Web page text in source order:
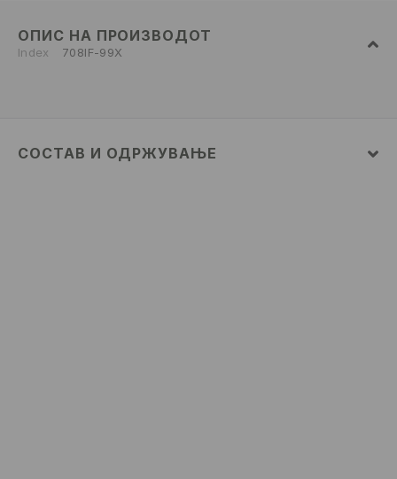
ОПИС НА ПРОИЗВОДОТ
Index 708IF-99X
СОСТАВ И ОДРЖУВАЊЕ